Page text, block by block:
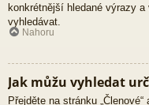
konkrétnější hledané výrazy
vyhledávat.
Nahoru
Jak můžu vyhledat
Přejděte na stránku